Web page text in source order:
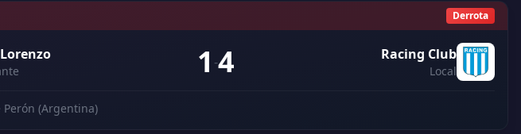
Derrota
1 -4 Racing Club
Local
Perón (Argentina)